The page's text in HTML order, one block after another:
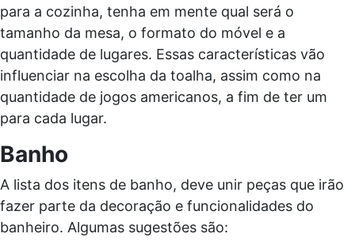
para a cozinha, tenha em mente qual será o
tamanho da mesa, o formato do móvel e a
quantidade de lugares. Essas características vão
influenciar na escolha da toalha, assim como na
quantidade de jogos americanos, a fim de ter um
para cada lugar.
Banho
A lista dos itens de banho, deve unir peças que irão
fazer parte da decoração e funcionalidades do
banheiro. Algumas sugestões são: